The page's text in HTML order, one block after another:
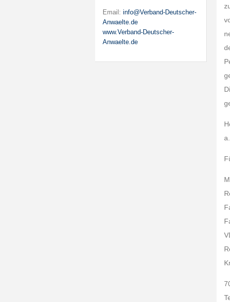
Email: info@Verband-Deutscher-
Anwaelte.de
www.Verband-Deutscher-
Anwaelte.de